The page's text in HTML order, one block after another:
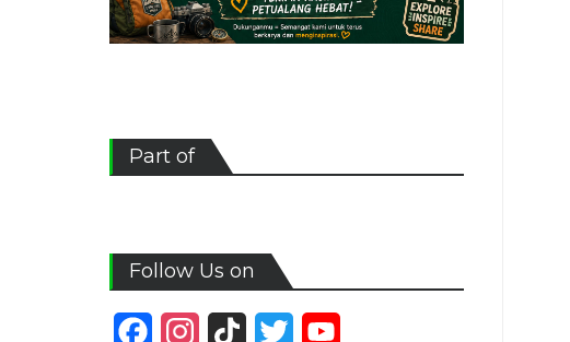
Part of
Follow Us on
FacebookInstagram
TikTok Twitter